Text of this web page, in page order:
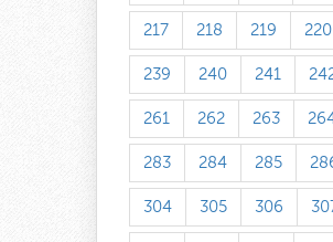
217 218 219 220
239 240 241
261 262 263
283 284 285
304 305 306